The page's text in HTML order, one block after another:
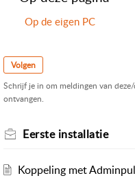
Op de eigen PC
Volgen
Schrijf je in om meldingen van
ontvangen.
Eerste installatie
Koppeling met